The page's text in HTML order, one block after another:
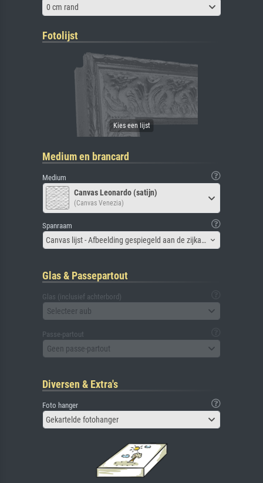
0 cm rand
Fotolijst
Medium en brancard
Medium
Canvas Leonardo (satijn)
(Canvas Venezia)
Spanraam
Canvas lijst - Afbeelding gespiegeld aan de zijkant
Glas & Passepartout
Glas (inclusief achterbord)
Selecteer aub
Passe-partout
Geen passe-partout
Diversen & Extra's
Foto hanger
Gekartelde fotohanger